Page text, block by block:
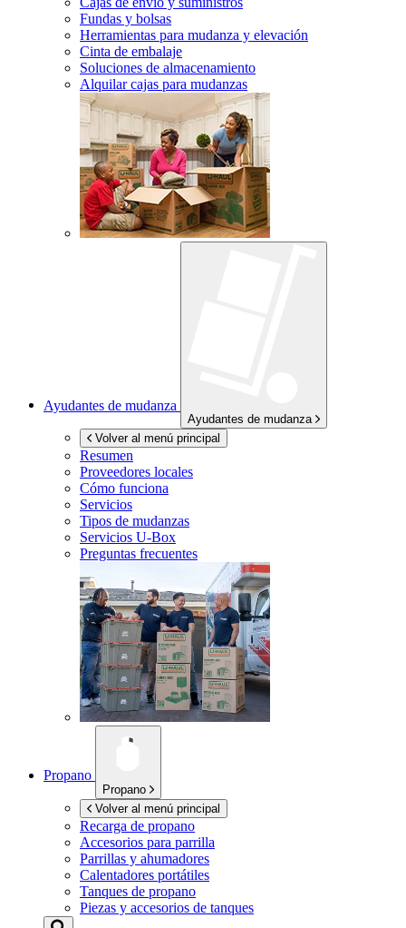
Fundas y bolsas
Herramientas para mudanza y elevación
Cinta de embalaje
Soluciones de almacenamiento
Alquilar cajas para mudanzas
Ayudantes de mudanza
Ayudantes de mudanza
Volver al menú principal
Resumen
Proveedores locales
Cómo funciona
Servicios
Tipos de mudanzas
Servicios U-Box
Preguntas frecuentes
Propano
Propano
Volver al menú principal
Recarga de propano
Accesorios para parrilla
Parrillas y ahumadores
Calentadores portátiles
Tanques de propano
Piezas y accesorios de tanques